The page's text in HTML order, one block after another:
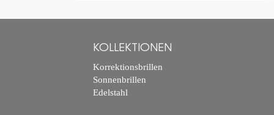
KOLLEKTIONEN
Korrektionsbrillen
Sonnenbrillen
Edelstahl